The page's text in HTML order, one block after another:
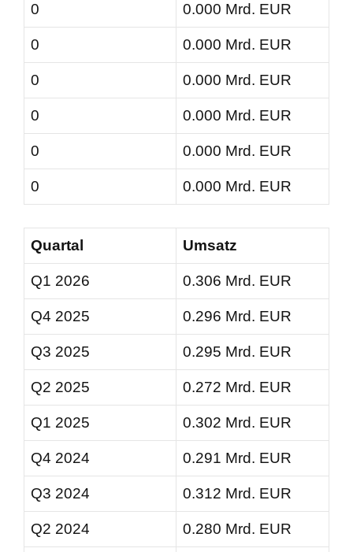
0 0.000 Mrd. EUR
0 0.000 Mrd. EUR
0 0.000 Mrd. EUR
0 0.000 Mrd. EUR
0 0.000 Mrd. EUR
0 0.000 Mrd. EUR
Quartal Umsatz
Q1 2026 0.306 Mrd. EUR
Q4 2025 0.296 Mrd. EUR
Q3 2025 0.295 Mrd. EUR
Q2 2025 0.272 Mrd. EUR
Q1 2025 0.302 Mrd. EUR
Q4 2024 0.291 Mrd. EUR
Q3 2024 0.312 Mrd. EUR
Q2 2024 0.280 Mrd. EUR